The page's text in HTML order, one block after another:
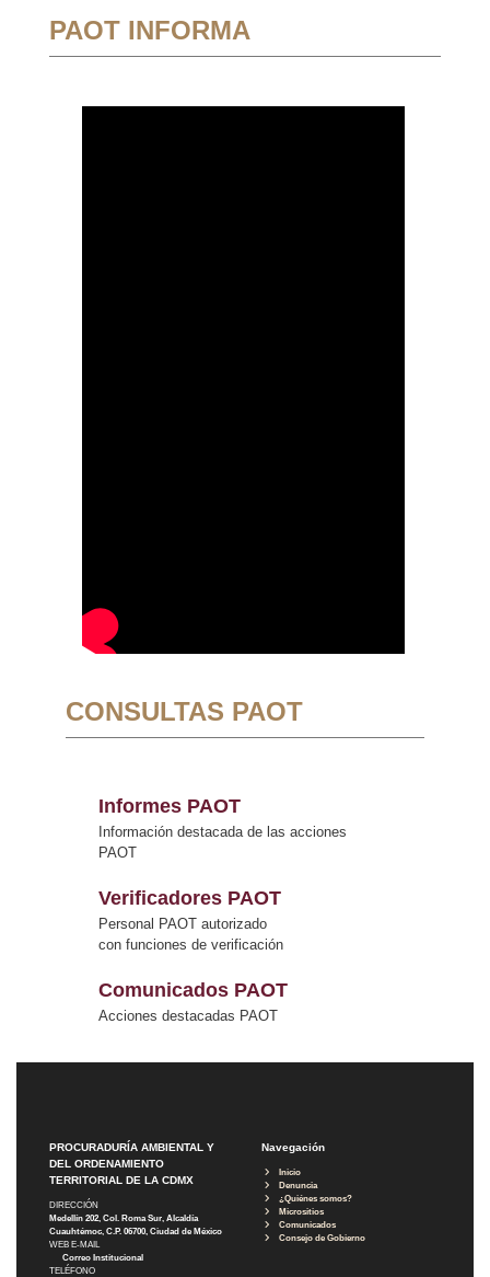
PAOT INFORMA
CONSULTAS PAOT
Informes PAOT
Información destacada de las acciones
PAOT
Verificadores PAOT
Personal PAOT autorizado
con funciones de verificación
Comunicados PAOT
Acciones destacadas PAOT
PROCURADURÍA AMBIENTAL Y
DEL ORDENAMIENTO
TERRITORIAL DE LA CDMX
DIRECCIÓN
Medellín 202, Col. Roma Sur, Alcaldía
Cuauhtémoc, C.P. 06700, Ciudad de México
WEB E-MAIL
Correo Institucional
TELÉFONO
Navegación
Inicio
Denuncia
¿Quiénes somos?
Micrositios
Comunicados
Consejo de Gobierno